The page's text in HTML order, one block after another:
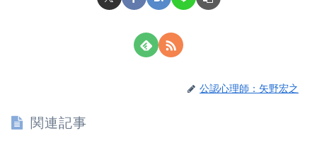
公認心理師：矢野宏之
関連記事